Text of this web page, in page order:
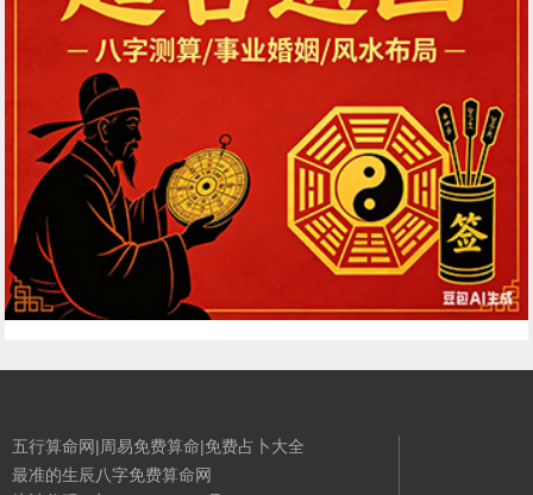
五行算命网|周易免费算命|免费占卜大全
最准的生辰八字免费算命网